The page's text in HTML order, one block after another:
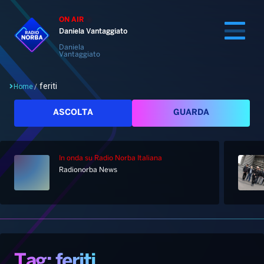
ON AIR
Daniela Vantaggiato
Daniela
Vantaggiato
Palinsesto
Notizie
Home/ feriti
ASCOLTA GUARDA
In onda su Radio Norba Italiana
Radionorba News